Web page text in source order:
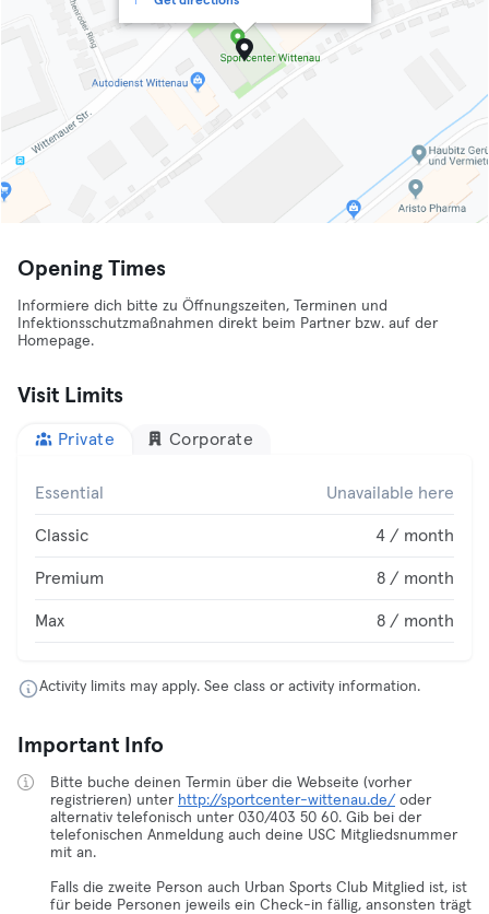
Opening Times
Informiere dich bitte zu Öffnungszeiten, Terminen und
Infektionsschutzmaßnahmen direkt beim Partner bzw. auf der
Homepage.
Visit Limits
Private Corporate
Essential Unavailable here
Classic 4 / month
Premium 8 / month
Max 8 / month
Activity limits may apply. See class or activity information.
Important Info
Bitte buche deinen Termin über die Webseite (vorher
registrieren) unter http://sportcenter-wittenau.de/ oder
alternativ telefonisch unter 030/403 50 60. Gib bei der
telefonischen Anmeldung auch deine USC Mitgliedsnummer
mit an.
Falls die zweite Person auch Urban Sports Club Mitglied ist, ist
für beide Personen jeweils ein Check-in fällig, ansonsten trägt